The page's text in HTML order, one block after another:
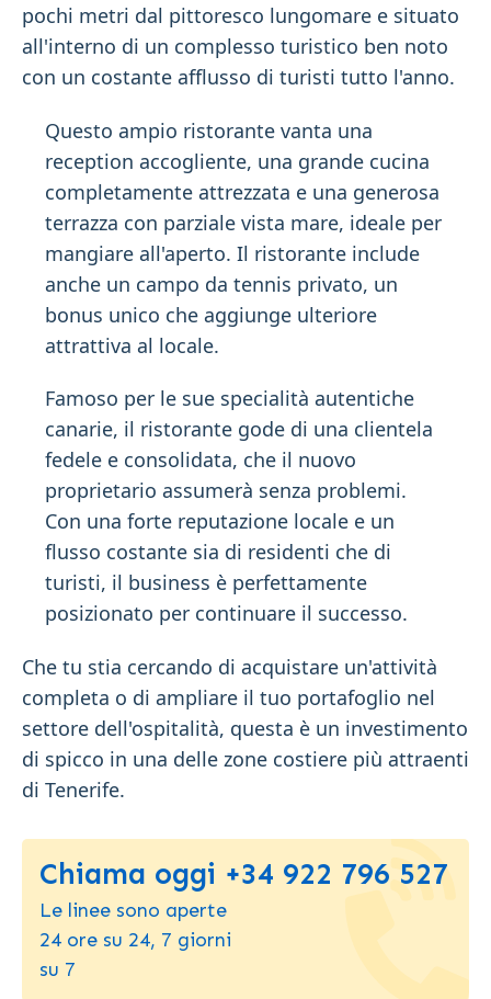
pochi metri dal pittoresco lungomare e situato
all'interno di un complesso turistico ben noto
con un costante afflusso di turisti tutto l'anno.
Questo ampio ristorante vanta una
reception accogliente, una grande cucina
completamente attrezzata e una generosa
terrazza con parziale vista mare, ideale per
mangiare all'aperto. Il ristorante include
anche un campo da tennis privato, un
bonus unico che aggiunge ulteriore
attrattiva al locale.
Famoso per le sue specialità autentiche
canarie, il ristorante gode di una clientela
fedele e consolidata, che il nuovo
proprietario assumerà senza problemi.
Con una forte reputazione locale e un
flusso costante sia di residenti che di
turisti, il business è perfettamente
posizionato per continuare il successo.
Che tu stia cercando di acquistare un'attività
completa o di ampliare il tuo portafoglio nel
settore dell'ospitalità, questa è un investimento
di spicco in una delle zone costiere più attraenti
di Tenerife.
Chiama oggi +34 922 796 527
Le linee sono aperte
24 ore su 24, 7 giorni
su 7